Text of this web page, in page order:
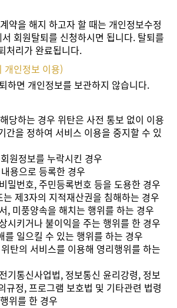
약을 해지 하고자 할 때는 개인정보수정
회원탈퇴를 신청하시면 됩니다. 탈퇴를
처리가 완료됩니다.
개인정보 이용)
하면 개인정보를 보관하지 않습니다.
당하는 경우 위탄은 사전 통보 없이 이용
간을 정하여 서비스 이용을 중지할 수 있
원정보를 누락시킨 경우
용으로 등록한 경우
밀번호, 주민등록번호 등을 도용한 경우
제3자의 지적재산권을 침해하는 경우
, 미풍양속을 해치는 행위를 하는 경우
시키거나 불이익을 주는 행위를 한 경우
를 일으킬 수 있는 행위를 하는 경우
탄의 서비스를 이용해 영리행위를 하는
기통신사업법, 정보통신 윤리강령, 정보
규정, 프로그램 보호법 및 기타관련 법령
위를 한 경우